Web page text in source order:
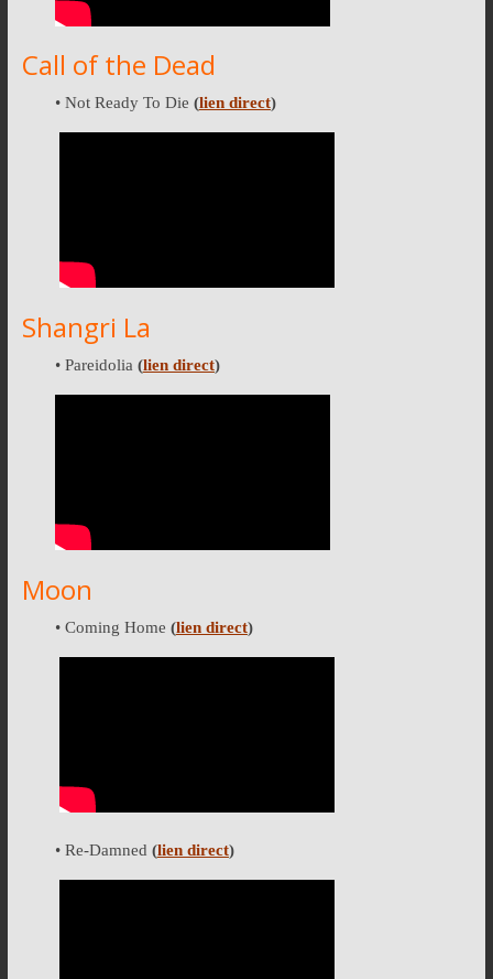
Call of the Dead
• Not Ready To Die (lien direct)
Shangri La
• Pareidolia (lien direct)
Moon
• Coming Home (lien direct)
• Re-Damned (lien direct)